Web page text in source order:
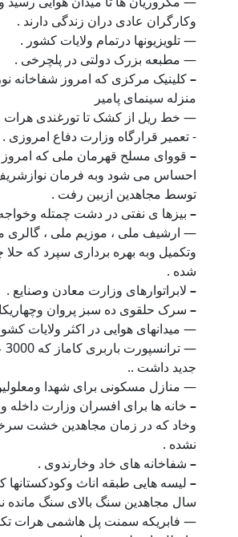
وکارگران عادی دران زندگی دارند .
— تلویزیونها درتمام ولایات کشور .
— مطبعه بزرک دولتی در پلچرخی .
–
منزله سینمای پامیر
— خط ریل از کشک تا تورغندی هرات
- تعمیر قرارگاه وزارت دفاع امروزی .
– قووای مسلح قهرمان ملی که
احساس می شود وبه فرمان
توسط مجاهدین ازبین رفت .
– بیزها ی نفتی در دشت چمتله
— ارشیف ملی ، موزیم ملی ، گالری
وتکمیل وبه بهره برداری سپرد که حلا
شده .
– لابراتوارهای وزارت معادن وصنایع .
– سرک حلقوی ده سبز پروان
— میدانهای هوایی در اکثر ولایات
جدید داشت ..
— منازل مسکونی برای شهدا
– خانه ها برای افسران وزارت داخله
وخاد که در زمان مجاهدین خشت
نشده .
– شفاخانه های خاد وخارندوی .
–
سال مجاهدین سنگ بالای سنگ مانده
— فابریکه سمنت پل هاشمی هرات